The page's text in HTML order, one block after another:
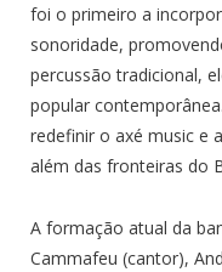
foi o primeiro a
sonoridade,
percussão tradicional,
popular
redefinir o axé music e
além das fronteiras do
A formação atual da
Cammafeu (cantor),